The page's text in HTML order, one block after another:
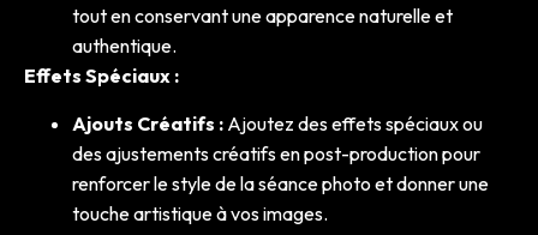
tout en conservant une apparence naturelle et
authentique.
Effets Spéciaux :
Ajouts Créatifs : Ajoutez des effets spéciaux ou
des ajustements créatifs en post-production pour
renforcer le style de la séance photo et donner une
touche artistique à vos images.